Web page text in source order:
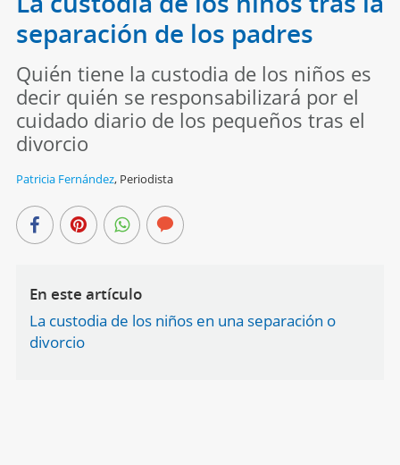
separación de los padres
Quién tiene la custodia de los niños es
decir quién se responsabilizará por el
cuidado diario de los pequeños tras el
divorcio
Patricia Fernández, Periodista
En este artículo
La custodia de los niños en una separación o
divorcio